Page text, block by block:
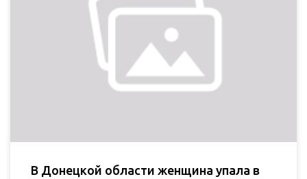
В Донецкой области женщина упала в